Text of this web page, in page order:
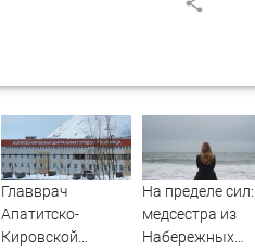
Главврач
Апатитско-
Кировской
На пределе сил:
медсестра из
Набережных